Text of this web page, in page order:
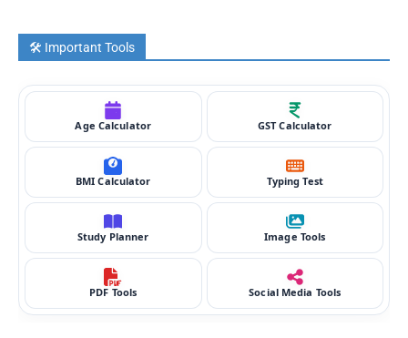
🛠️ Important Tools
Age Calculator GST Calculator
BMI Calculator Typing Test
Study Planner Image Tools
PDF Tools Social Media Tools